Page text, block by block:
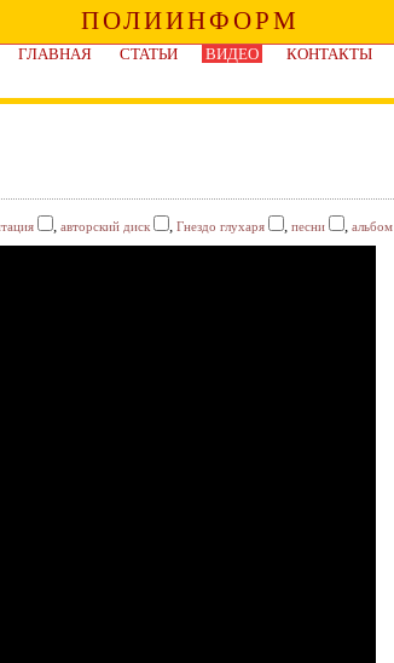
ПОЛИИНФОРМ
ГЛАВНАЯ СТАТЬИ ВИДЕО
КОНТАКТЫ
, авторский диск , Гнездо глухаря , песни , альбом